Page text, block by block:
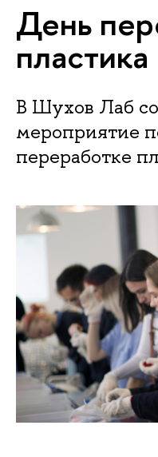
День
пластика
В Шухов Лаб
мероприятие
переработке